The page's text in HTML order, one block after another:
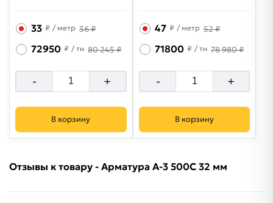
33 ₽ / метр 36 ₽
72950 ₽ / тн 80 245 ₽
- +
В корзину
47 ₽ / метр 52 ₽
71800 ₽ / тн 78 980 ₽
- +
В корзину
Отзывы к товару - Арматура A-3 500C 32 мм